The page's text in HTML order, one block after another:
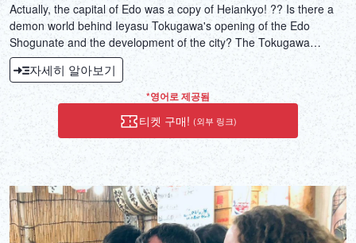
Actually, the capital of Edo was a copy of Heiankyo! ?? Is there a
demon world behind Ieyasu Tokugawa's opening of the Edo
Shogunate and the development of the city? The Tokugawa
family's family temple "Kaneiji" and Shinobazunoike in Ueno were
related to "Kimon"! ?? ... What is Onimon in the first place? We will
guide you through the mysterious Tokyo that is not often talked
about in guidebooks ♪ If you know it, you will be convinced! From
the eyes, the big city of scales, Tokyo Mystery!
자세히 알아보기
*영어로 제공됨
티켓 구매! (외부 링크)